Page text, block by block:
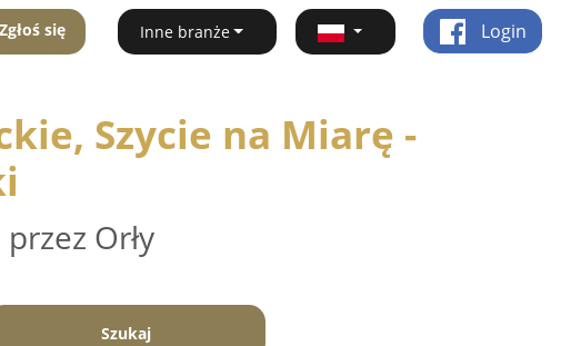
Zgłoś się Inne branże Login
Szycie na Miarę -
Orły
Szukaj